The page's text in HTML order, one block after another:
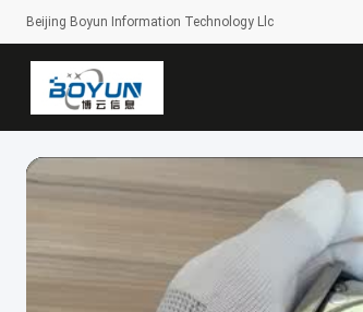
Beijing Boyun Information Technology Llc